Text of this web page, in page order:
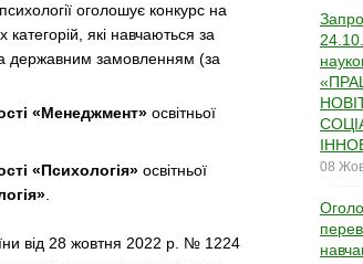
оголошує конкурс на
категорій, які навчаються за
державним замовленням (за
«Менеджмент» освітньої
«Психологія» освітньої
від 28 жовтня 2022 р. № 1224
08